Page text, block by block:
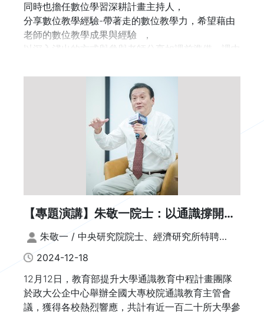
同時也擔任數位學習深耕計畫主持人，
分享數位教學經驗-帶著走的數位教學力，希望藉由
老師的數位教學成果與經驗 ，
以深入淺出的方式與參與老師分享如課前準備、課中
所使用的一些技巧或工具，進一步優化您的數位教
中午一小時的時間，歡迎老師一邊用餐一邊上線聆
聽，千萬別錯過~
講師: 宜蘭大學資訊管理系 黃朝曦主任
時間: 11/28(四)12:00~13:00
辦理方式: google meet線上辦理
報名連結: https://forms.gle/Qy3J3tge2CQb9DY5
※報名成功將於前一天發送會議連結
【專題演講】朱敬一院士：以通識撐開野
性思維
朱敬一 / 中央研究院院士、經濟研究所特聘研
2024-12-18
12月12日，教育部提升大學通識教育中程計畫團隊
於政大公企中心舉辦全國大專校院通識教育主管會
議，獲得各校熱烈響應，共計有近一百二十所大學參